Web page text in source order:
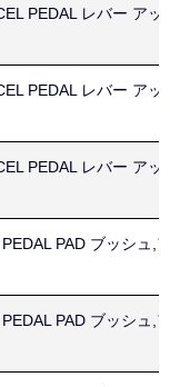
PEDAL レバー ア
PEDAL レバー ア
PEDAL レバー ア
PAD ブッシュ,
PAD ブッシュ,